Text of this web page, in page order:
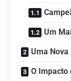
Um
Uma
O Impacto